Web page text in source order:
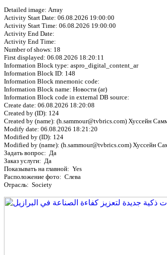
Detailed image: Array
Activity Start Date: 06.08.2026 19:00:00
Activity Start Time: 06.08.2026 19:00:00
Activity End Date:
Activity End Time:
Number of shows: 18
First displayed: 06.08.2026 18:20:11
Information Block type: aspro_digital_content_ar
Information Block ID: 148
Information Block mnemonic code:
Information Block name: Новости (ar)
Information Block code in external DB source:
Create date: 06.08.2026 18:20:08
Created by (ID): 124
Created by (name): (h.sammour@tvbrics.com) Хуссейн
Modify date: 06.08.2026 18:21:20
Modified by (ID): 124
Modified by (name): (h.sammour@tvbrics.com) Хуссейн
Задать вопрос: Да
Заказ услуги: Да
Показывать на главной: Yes
Расположение фото: Слева
Отрасль: Society